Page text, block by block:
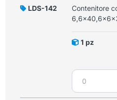
millepunte
LDS-142
Contenitore
1 pz
Contenitore
con
2